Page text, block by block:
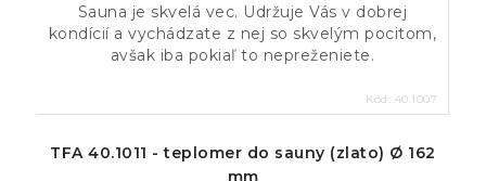
Sauna je skvelá vec. Udržuje Vás v dobrej
kondícií a vychádzate z nej so skvelým pocitom,
avšak iba pokiaľ to nepreženiete.
Kód: 40.1007
TFA 40.1011 - teplomer do sauny (zlato) Ø 162
mm